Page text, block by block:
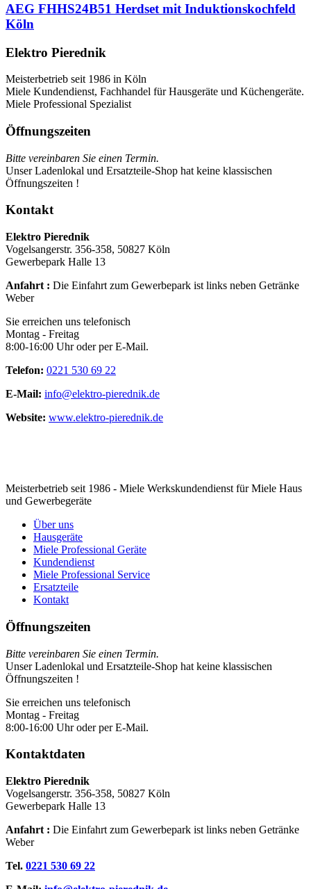
AEG FHHS24B51 Herdset mit Induktionskochfeld
Köln
Elektro Pierednik
Meisterbetrieb seit 1986 in Köln
Miele Kundendienst, Fachhandel für Hausgeräte und Küchengeräte.
Miele Professional Spezialist
Öffnungszeiten
Bitte vereinbaren Sie einen Termin.
Unser Ladenlokal und Ersatzteile-Shop hat keine klassischen
Öffnungszeiten !
Kontakt
Elektro Pierednik
Vogelsangerstr. 356-358, 50827 Köln
Gewerbepark Halle 13
Anfahrt : Die Einfahrt zum Gewerbepark ist links neben Getränke
Weber
Sie erreichen uns telefonisch
Montag - Freitag
8:00-16:00 Uhr oder per E-Mail.
Telefon: 0221 530 69 22
E-Mail: info@elektro-pierednik.de
Website: www.elektro-pierednik.de
Meisterbetrieb seit 1986 - Miele Werkskundendienst für Miele Haus
und Gewerbegeräte
Über uns
Hausgeräte
Miele Professional Geräte
Kundendienst
Miele Professional Service
Ersatzteile
Kontakt
Öffnungszeiten
Bitte vereinbaren Sie einen Termin.
Unser Ladenlokal und Ersatzteile-Shop hat keine klassischen
Öffnungszeiten !
Sie erreichen uns telefonisch
Montag - Freitag
8:00-16:00 Uhr oder per E-Mail.
Kontaktdaten
Elektro Pierednik
Vogelsangerstr. 356-358, 50827 Köln
Gewerbepark Halle 13
Anfahrt : Die Einfahrt zum Gewerbepark ist links neben Getränke
Weber
Tel. 0221 530 69 22